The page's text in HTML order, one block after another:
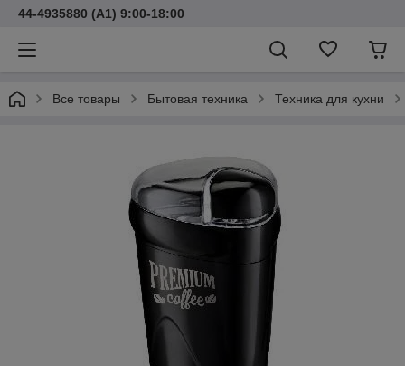
44-4935880 (A1) 9:00-18:00
Все товары Бытовая техника Техника для кухни